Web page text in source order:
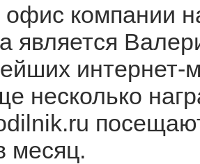
компании
является
интернет-
несколько
месяц.